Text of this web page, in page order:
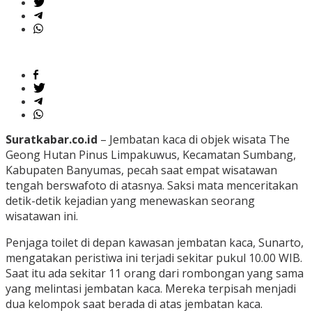
Suratkabar.co.id – Jembatan kaca di objek wisata The
Geong Hutan Pinus Limpakuwus, Kecamatan Sumbang,
Kabupaten Banyumas, pecah saat empat wisatawan
tengah berswafoto di atasnya. Saksi mata menceritakan
detik-detik kejadian yang menewaskan seorang
wisatawan ini.
Penjaga toilet di depan kawasan jembatan kaca, Sunarto,
mengatakan peristiwa ini terjadi sekitar pukul 10.00 WIB.
Saat itu ada sekitar 11 orang dari rombongan yang sama
yang melintasi jembatan kaca. Mereka terpisah menjadi
dua kelompok saat berada di atas jembatan kaca.